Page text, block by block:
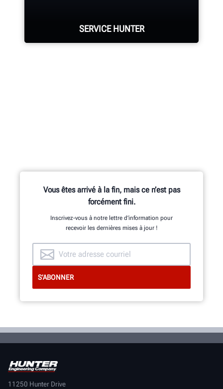
autres composants sont assemblés
de manière experte.
SERVICE HUNTER
Vous êtes arrivé à la fin, mais ce n’est pas
forcément fini.
Inscrivez-vous à notre lettre d’information pour
recevoir les dernières mises à jour !
11250 Hunter Drive